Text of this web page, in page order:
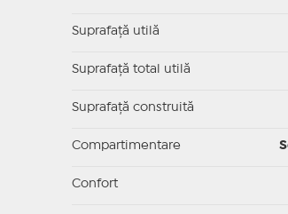
Suprafaţă utilă
Suprafaţă total utilă
Suprafaţă construită
Compartimentare
Confort